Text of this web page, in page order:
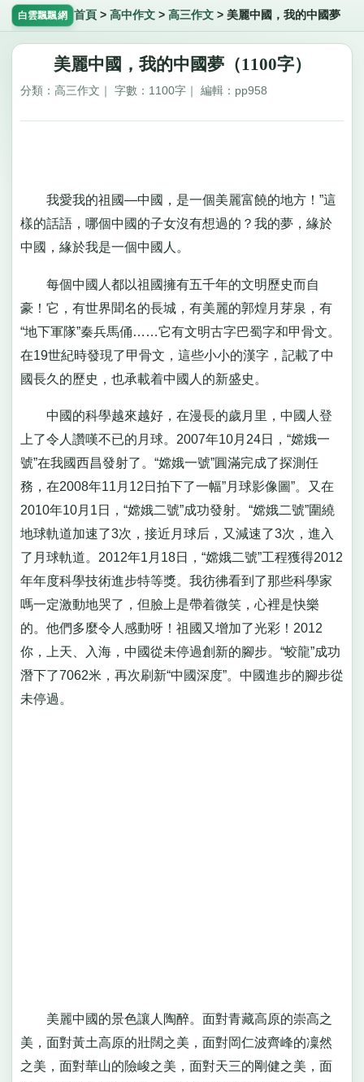
白雲飄飄網 首頁 > 高中作文> 高三作文> 美麗中國，我的中國夢
美麗中國，我的中國夢（1100字）
分類：高三作文｜ 字數：1100字｜ 編輯：pp958
我愛我的祖國—中國，是一個美麗富饒的地方！”這
樣的話語，哪個中國的子女沒有想過的？我的夢，緣於
中國，緣於我是一個中國人。
每個中國人都以祖國擁有五千年的文明歷史而自
豪！它，有世界聞名的長城，有美麗的郭煌月芽泉，有
“地下軍隊”秦兵馬俑……它有文明古字巴蜀字和甲骨文。
在19世紀時發現了甲骨文，這些小小的漢字，記載了中
國長久的歷史，也承載着中國人的新盛史。
中國的科學越來越好，在漫長的歲月里，中國人登
上了令人讚嘆不已的月球。2007年10月24日，“嫦娥一
號”在我國西昌發射了。“嫦娥一號”圓滿完成了探測任
務，在2008年11月12日拍下了一幅”月球影像圖”。又在
2010年10月1日，“嫦娥二號”成功發射。“嫦娥二號”圍繞
地球軌道加速了3次，接近月球后，又減速了3次，進入
了月球軌道。2012年1月18日，“嫦娥二號”工程獲得2012
年年度科學技術進步特等獎。我彷彿看到了那些科學家
嗎一定激動地哭了，但臉上是帶着微笑，心裡是快樂
的。他們多麼令人感動呀！祖國又增加了光彩！2012
你，上天、入海，中國從未停過創新的腳步。“蛟龍”成功
潛下了7062米，再次刷新“中國深度”。中國進步的腳步從
未停過。
美麗中國的景色讓人陶醉。面對青藏高原的崇高之
美，面對黃土高原的壯闊之美，面對岡仁波齊峰的凜然
之美，面對華山的險峻之美，面對天三的剛健之美，面